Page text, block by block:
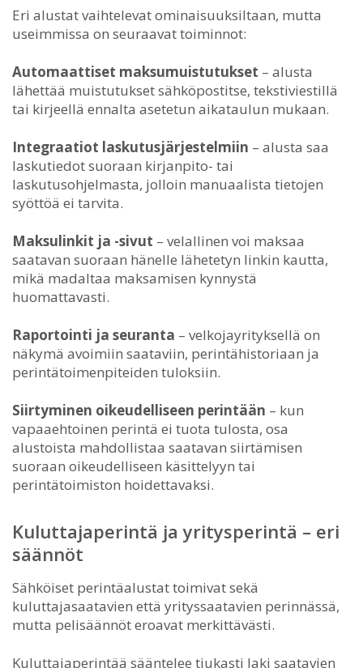
Eri alustat vaihtelevat ominaisuuksiltaan, mutta
useimmissa on seuraavat toiminnot:
Automaattiset maksumuistutukset – alusta
lähettää muistutukset sähköpostitse, tekstiviestillä
tai kirjeellä ennalta asetetun aikataulun mukaan.
Integraatiot laskutusjärjestelmiin – alusta saa
laskutiedot suoraan kirjanpito- tai
laskutusohjelmasta, jolloin manuaalista tietojen
syöttöä ei tarvita.
Maksulinkit ja -sivut – velallinen voi maksaa
saatavan suoraan hänelle lähetetyn linkin kautta,
mikä madaltaa maksamisen kynnystä
huomattavasti.
Raportointi ja seuranta – velkojayrityksellä on
näkymä avoimiin saataviin, perintähistoriaan ja
perintätoimenpiteiden tuloksiin.
Siirtyminen oikeudelliseen perintään – kun
vapaaehtoinen perintä ei tuota tulosta, osa
alustoista mahdollistaa saatavan siirtämisen
suoraan oikeudelliseen käsittelyyn tai
perintätoimiston hoidettavaksi.
Kuluttajaperintä ja yritysperintä – eri
säännöt
Sähköiset perintäalustat toimivat sekä
kuluttajasaatavien että yrityssaatavien perinnässä,
mutta pelisäännöt eroavat merkittävästi.
Kuluttajaperintää sääntelee tiukasti laki saatavien